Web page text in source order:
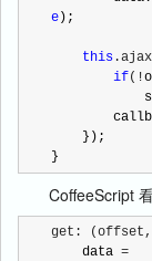
e );
this
if(!
}
CoffeeScript 看
get:
    data
=